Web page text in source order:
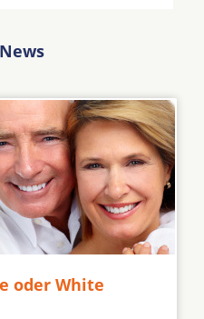
oder White